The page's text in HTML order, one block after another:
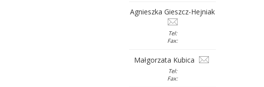
Agnieszka Gieszcz-Hejniak
Tel:
Fax:
Małgorzata Kubica
Tel:
Fax: